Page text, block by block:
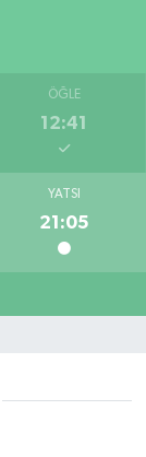
ÖĞLE
12:41
YATSI
21:05